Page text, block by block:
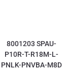
8001203 SPAU-
P10R-T-R18M-L-
PNLK-PNVBA-M8D